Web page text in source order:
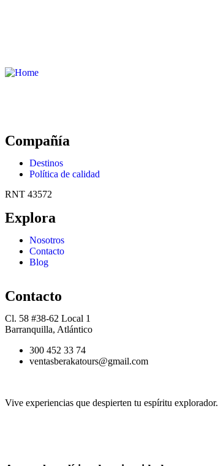
Compañía
Destinos
Política de calidad
RNT 43572
Explora
Nosotros
Contacto
Blog
Contacto
Cl. 58 #38-62 Local 1
Barranquilla, Atlántico
300 452 33 74
ventasberakatours@gmail.com
Vive experiencias que despierten tu espíritu explorador.